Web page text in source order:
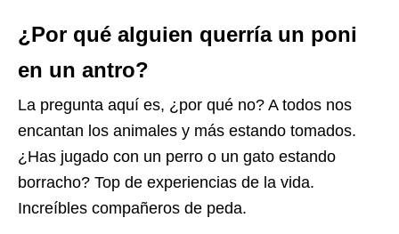
¿Por qué alguien querría un poni
en un antro?
La pregunta aquí es, ¿por qué no? A todos nos
encantan los animales y más estando tomados.
¿Has jugado con un perro o un gato estando
borracho? Top de experiencias de la vida.
Increíbles compañeros de peda.